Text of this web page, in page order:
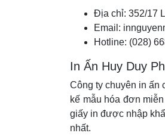
Địa chỉ: 352/17
Email:
Hotline: (028)
In Ấn Huy Duy
Công ty chuyên in ấn
kế mẫu hóa đơn
giấy in được nhập
nhất.